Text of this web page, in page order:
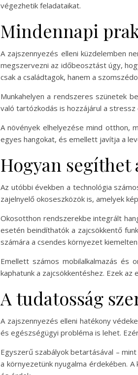
végezhetik feladataikat.
Mindennapi
A zajszennyezés elleni küzdelemben
megszervezni az időbeosztást úgy,
csak a családtagok, hanem a
Munkahelyen a rendszeres szünetek
való tartózkodás is hozzájárul a
A növények elhelyezése mind otthon,
egyes hangokat, és emellett javítja a
Hogyan segíthet
Az utóbbi években a technológia
zajelnyelő okoseszközök is, amelyek
Okosotthon rendszerekbe integrált
esetén beindíthatók a zajcsökkentő
számára a csendes környezet
Emellett számos mobilalkalmazás és
kaphatunk a zajcsökkentéshez. Ezek
A tudatosság
A zajszennyezés elleni hatékony
és egészségügyi probléma is lehet.
Egyszerű szabályok betartásával –
a környezetünk nyugalma érdekében.